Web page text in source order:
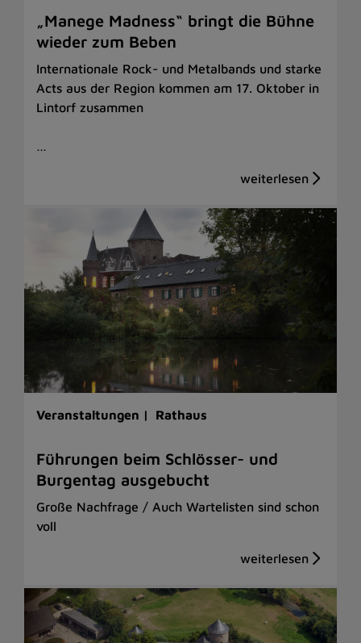
„Manege Madness“ bringt die Bühne
wieder zum Beben
Internationale Rock- und Metalbands und starke
Acts aus der Region kommen am 17. Oktober in
Lintorf zusammen
…
Veranstaltungen | Rathaus
Führungen beim Schlösser- und
Burgentag ausgebucht
Große Nachfrage / Auch Wartelisten sind schon
voll